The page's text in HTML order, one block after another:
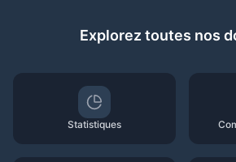
Explorez toutes nos
Statistiques